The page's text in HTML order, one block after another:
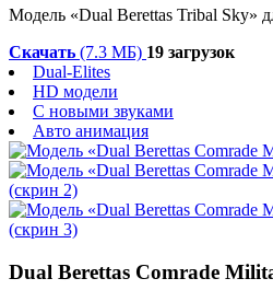
Модель «Dual Berettas Tribal Sky»
Скачать (7.3 МБ) 19 загрузок
Dual-Elites
HD модели
С новыми звуками
Авто анимация
Dual Berettas Comrade